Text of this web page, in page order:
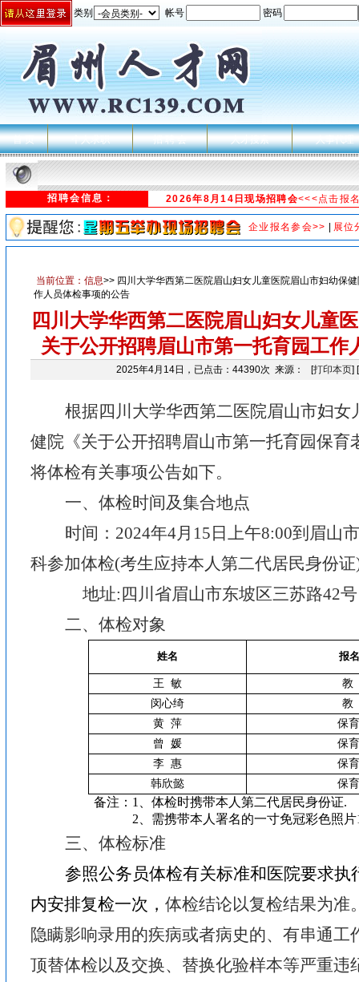
类别 帐号 密码
首 页 个人求职 招 聘 会 人才搜索 人事代理
招聘会信息： 2026年8月14日现场招聘会<<<点击报
企业报名参会>> 展位
当前位置： 信息>> 四川大学华西第二医院眉山妇女儿童医院眉山市妇幼保
作人员体检事项的公告
四川大学华西第二医院眉山妇女儿童
关于公开招聘眉山市第一托育园工作
2025年4月14日，已点击：44390次 来源： [打印本页] [
根据四川大学华西第二医院眉山市妇女
健院《关于公开招聘眉山市第一托育园保育
将体检有关事项公告如下。
一、体检时间及集合地点
时间： 2024年4月 15 日上午8:00到眉山
科参加体检(考生应持本人第二代居民身份证
地址:四川省眉山市东坡区三苏路42号
二、体检对象
姓名 报
王 敏
教
闵心绮
教
黄 萍
保
曾 媛
保
李 惠
保
韩欣懿
保
备注： 1 、体检时携带本人第二代居民身份证.
2 、需携带本人署名的一寸免冠彩色照片
三、体检标准
参照公务员体检有关标准和医院要求执
内安排复检一次， 体检结论以复检结果为准
隐瞒影响录用的疾病或者病史的、有串通工
顶替体检以及交换、替换化验样本等严重违